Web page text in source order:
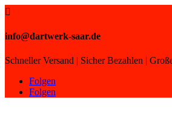

info@dartwerk-saar.de
Schneller Versand | Sicher Bezahlen |
Folgen
Folgen